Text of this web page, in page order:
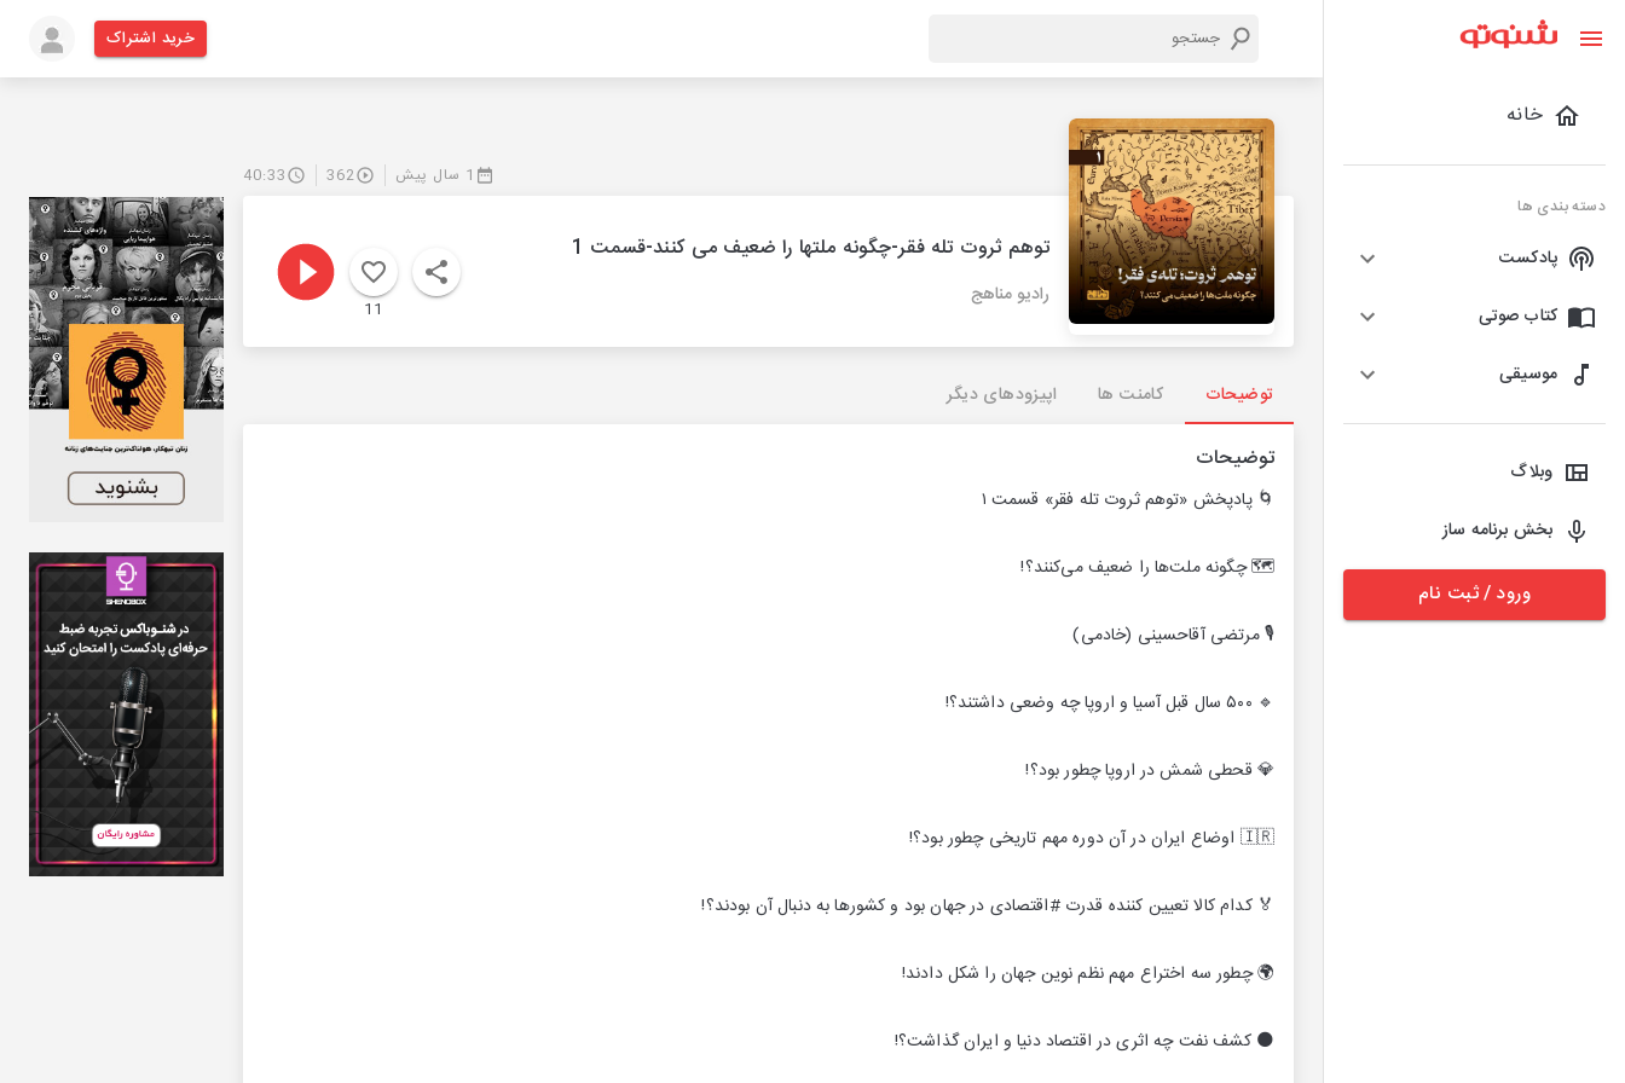
خانه
دسته بندی ها
پادکست
کتاب صوتی
موسیقی
وبلاگ
بخش برنامه ساز
ورود / ثبت نام
خرید اشتراک
1 سال پیش 362
40:33
توهم ثروت تله فقر-چگونه ملتها را ضعیف می کنند-قسمت 1
رادیو مناهج
11
توضیحات کامنت ها اپیزودهای دیگر
توضیحات
🌀 پادپخش «توهم ثروت تله فقر» قسمت ۱
🗺 چگونه ملت‌ها را ضعیف می‌کنند؟!
🎙 مرتضی آقاحسینی (خادمی)
🔹 ۵۰۰ سال قبل آسیا و اروپا چه وضعی داشتند؟!
💎 قحطی شمش در اروپا چطور بود؟!
🇮🇷 اوضاع ایران در آن دوره مهم تاریخی چطور بود؟!
🏅 کدام کالا تعیین کننده قدرت #اقتصادی در جهان بود و کشورها به دنبال آن بودند؟!
🌍 چطور سه اختراع مهم نظم نوین جهان را شکل دادند!
🌑 کشف نفت چه اثری در اقتصاد دنیا و ایران گذاشت؟!